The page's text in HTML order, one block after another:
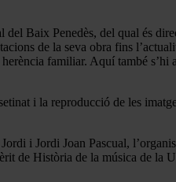
Baix Penedès, del qual és
de la seva obra fins
familiar. Aquí també s’hi
i la reproducció de les
i Jordi Joan Pascual,
de Història de la música de la